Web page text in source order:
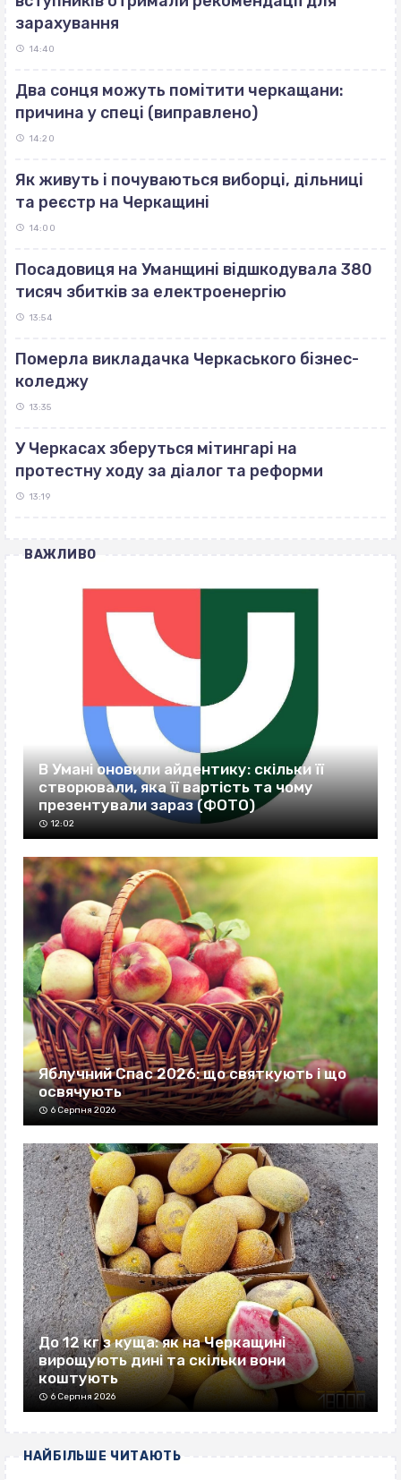
зарахування
14:40
Два сонця можуть помітити черкащани:
причина у спеці (виправлено)
14:20
Як живуть і почуваються виборці, дільниці
та реєстр на Черкащині
14:00
Посадовиця на Уманщині відшкодувала 380
тисяч збитків за електроенергію
13:54
Померла викладачка Черкаського бізнес-
коледжу
13:35
У Черкасах зберуться мітингарі на
протестну ходу за діалог та реформи
13:19
ВАЖЛИВО
В Умані оновили айдентику: скільки її
створювали, яка її вартість та чому
презентували зараз (ФОТО)
12:02
Яблучний Спас 2026: що святкують і що
освячують
6 Серпня 2026
До 12 кг з куща: як на Черкащині
вирощують дині та скільки вони
коштують
6 Серпня 2026
НАЙБІЛЬШЕ ЧИТАЮТЬ